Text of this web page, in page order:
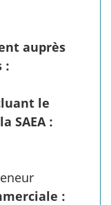
auprès
:
le
SAEA :
: